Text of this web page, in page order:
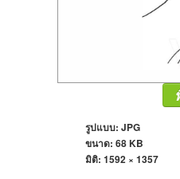
รูปแบบ: JPG
ขนาด: 68 KB
มิติ: 1592 × 1357